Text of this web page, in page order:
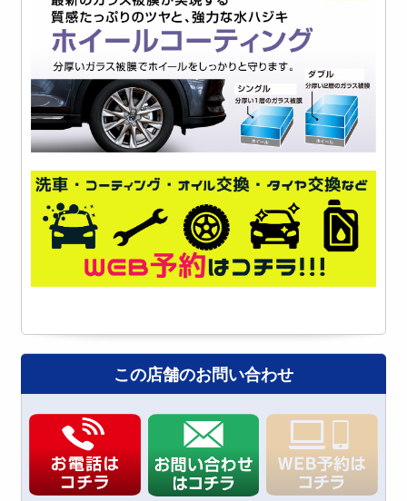
この店舗のお問い合わせ